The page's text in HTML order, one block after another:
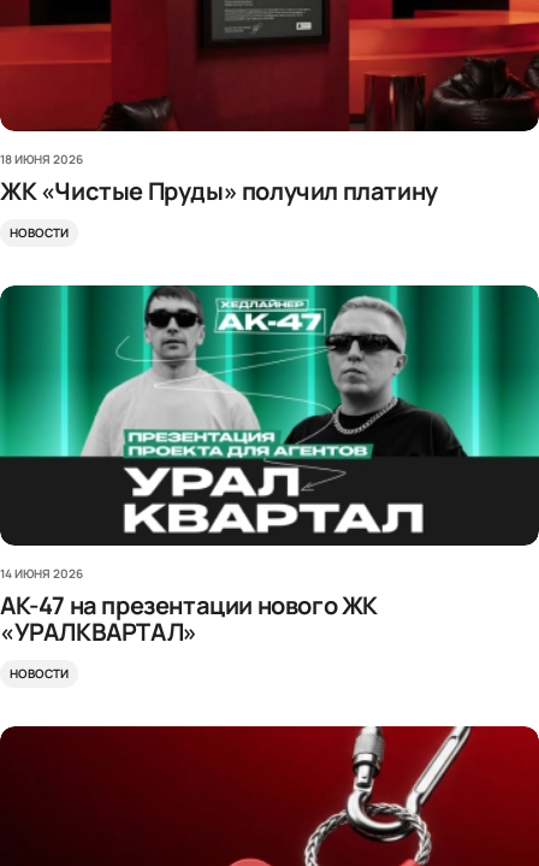
18 ИЮНЯ 2026
ЖК «Чистые Пруды» получил платину
НОВОСТИ
14 ИЮНЯ 2026
АК-47 на презентации нового ЖК
«УРАЛКВАРТАЛ»
НОВОСТИ